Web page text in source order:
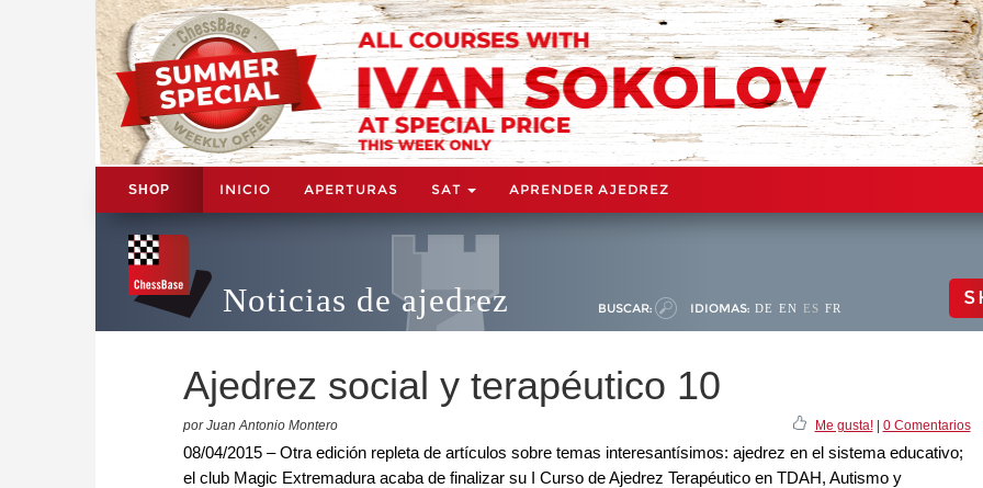
SHOP INICIO APERTURAS SAT APRENDER AJEDREZ
Noticias de ajedrez BUSCAR: IDIOMAS: DE EN ES FR
Ajedrez social y terapéutico 10
por Juan Antonio Montero Me gusta!| 0 Comentarios
08/04/2015 – Otra edición repleta de artículos sobre temas interesantísimos: ajedrez en el sistema educativo;
el club Magic Extremadura acaba de finalizar su I Curso de Ajedrez Terapéutico en TDAH, Autismo y